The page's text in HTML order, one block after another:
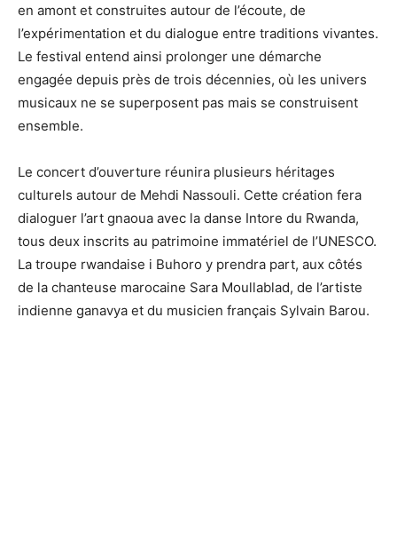
en amont et construites autour de l’écoute, de
l’expérimentation et du dialogue entre traditions vivantes.
Le festival entend ainsi prolonger une démarche
engagée depuis près de trois décennies, où les univers
musicaux ne se superposent pas mais se construisent
ensemble.
Le concert d’ouverture réunira plusieurs héritages
culturels autour de Mehdi Nassouli. Cette création fera
dialoguer l’art gnaoua avec la danse Intore du Rwanda,
tous deux inscrits au patrimoine immatériel de l’UNESCO.
La troupe rwandaise i Buhoro y prendra part, aux côtés
de la chanteuse marocaine Sara Moullablad, de l’artiste
indienne ganavya et du musicien français Sylvain Barou.